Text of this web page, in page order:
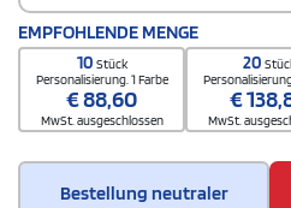
EMPFOHLENDE MENGE
10 Stück
Personalisierung. 1 Farbe
€88,60
MwSt. ausgeschlossen
20
€
MwSt.
Bestellung neutraler